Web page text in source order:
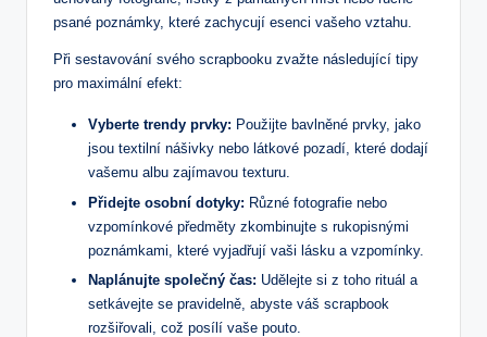
psané poznámky, které zachycují esenci vašeho vztahu.
Při sestavování svého scrapbooku zvažte následující tipy
pro maximální efekt:
Vyberte trendy prvky: Použijte bavlněné prvky, jako
jsou textilní nášivky nebo látkové pozadí,‍ které dodají
vašemu albu zajímavou texturu.
Přidejte ‍osobní⁢ dotyky: Různé fotografie nebo
vzpomínkové předměty ​zkombinujte​ s rukopisnými
poznámkami, které vyjadřují vaši ⁢lásku a vzpomínky.
Naplánujte společný čas: Udělejte si ⁢z ⁢toho rituál a
setkávejte se pravidelně, abyste váš scrapbook ​
rozšiřovali, což posílí vaše pouto.